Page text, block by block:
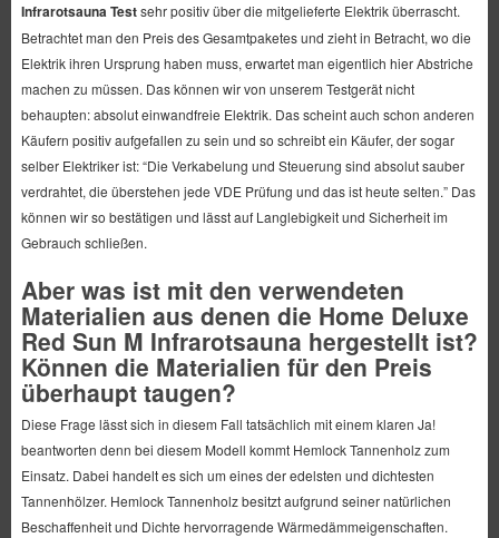
Infrarotsauna Testsehr positiv über die mitgelieferte Elektrik überrascht.
Betrachtet man den Preis des Gesamtpaketes und zieht in Betracht, wo die
Elektrik ihren Ursprung haben muss, erwartet man eigentlich hier Abstriche
machen zu müssen. Das können wir von unserem Testgerät nicht
behaupten: absolut einwandfreie Elektrik. Das scheint auch schon anderen
Käufern positiv aufgefallen zu sein und so schreibt ein Käufer, der sogar
selber Elektriker ist: “Die Verkabelung und Steuerung sind absolut sauber
verdrahtet, die überstehen jede VDE Prüfung und das ist heute selten.” Das
können wir so bestätigen und lässt auf Langlebigkeit und Sicherheit im
Gebrauch schließen.
Aber was ist mit den verwendeten
Materialien aus denen die Home Deluxe
Red Sun M Infrarotsauna hergestellt ist?
Können die Materialien für den Preis
überhaupt taugen?
Diese Frage lässt sich in diesem Fall tatsächlich mit einem klaren Ja!
beantworten denn bei diesem Modell kommt Hemlock Tannenholz zum
Einsatz. Dabei handelt es sich um eines der edelsten und dichtesten
Tannenhölzer. Hemlock Tannenholz besitzt aufgrund seiner natürlichen
Beschaffenheit und Dichte hervorragende Wärmedämmeigenschaften.